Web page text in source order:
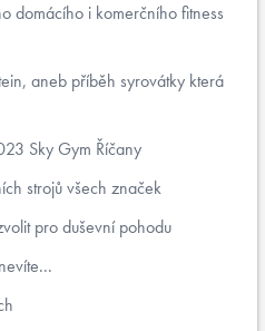
domácího i komerčního fitness
aneb příběh syrovátky která
Sky Gym Říčany
strojů všech značek
pro duševní pohodu